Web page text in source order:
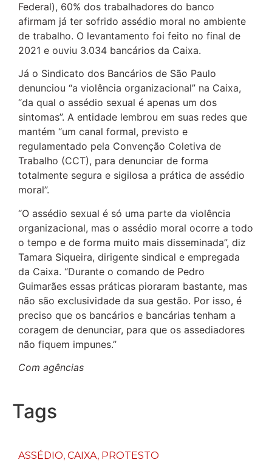
Federal), 60% dos trabalhadores do banco
afirmam já ter sofrido assédio moral no ambiente
de trabalho. O levantamento foi feito no final de
2021 e ouviu 3.034 bancários da Caixa.
Já o Sindicato dos Bancários de São Paulo
denunciou “a violência organizacional” na Caixa,
“da qual o assédio sexual é apenas um dos
sintomas”. A entidade lembrou em suas redes que
mantém “um canal formal, previsto e
regulamentado pela Convenção Coletiva de
Trabalho (CCT), para denunciar de forma
totalmente segura e sigilosa a prática de assédio
moral”.
“O assédio sexual é só uma parte da violência
organizacional, mas o assédio moral ocorre a todo
o tempo e de forma muito mais disseminada”, diz
Tamara Siqueira, dirigente sindical e empregada
da Caixa. “Durante o comando de Pedro
Guimarães essas práticas pioraram bastante, mas
não são exclusividade da sua gestão. Por isso, é
preciso que os bancários e bancárias tenham a
coragem de denunciar, para que os assediadores
não fiquem impunes.”
Com agências
Tags
ASSÉDIO, CAIXA, PROTESTO